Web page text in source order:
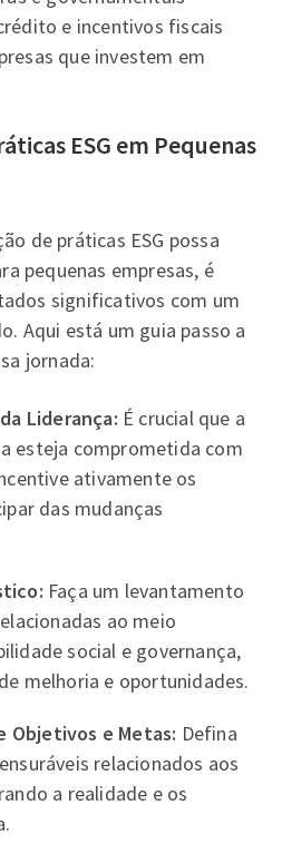
e incentivos fiscais
que investem em
ESG em Pequenas
de práticas ESG possa
pequenas empresas, é
significativos com um
Aqui está um guia passo a
jornada:
Liderança: É crucial que a
esteja comprometida com
ativamente os
das mudanças
Faça um levantamento
ao meio
social e governança,
melhoria e oportunidades.
Objetivos e Metas: Defina
relacionados aos
a realidade e os